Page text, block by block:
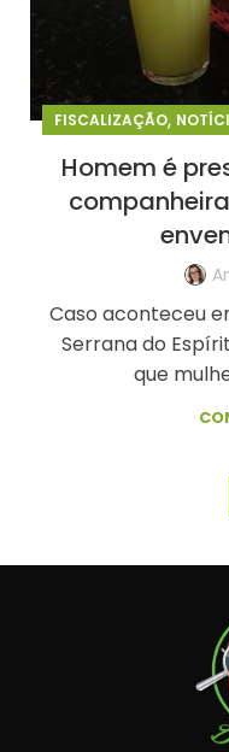
FISCALIZAÇÃO,
Homem é
Caso aconteceu
Serrana do
que